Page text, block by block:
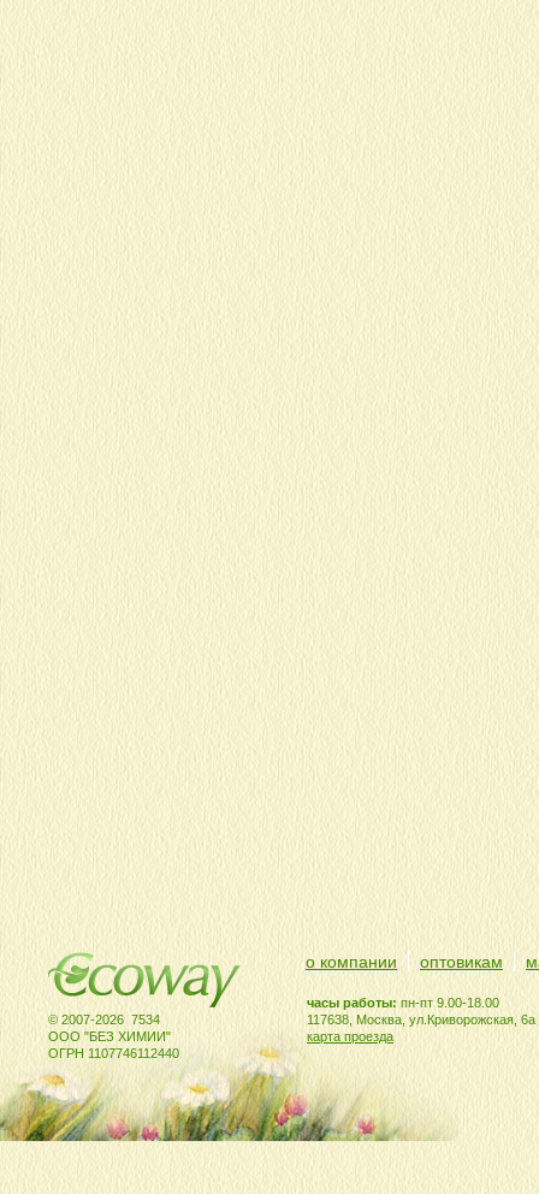
© 2007-2026 7534
ООО "БЕЗ ХИМИИ"
ОГРН 1107746112440
часы работы: пн-пт 9.00-18.00
117638, Москва, ул.Криворожская, 6а
карта проезда
о компании оптовикам